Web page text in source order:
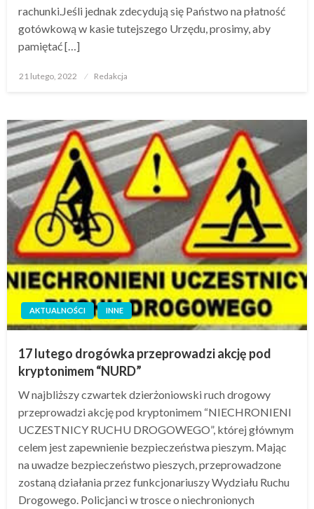
rachunki.Jeśli jednak zdecydują się Państwo na płatność
gotówkową w kasie tutejszego Urzędu, prosimy, aby
pamiętać […]
Opublikowane
21 lutego, 2022 Redakcja
AKTUALNOŚCI INNE
17 lutego drogówka przeprowadzi akcję pod
kryptonimem “NURD”
W najbliższy czwartek dzierżoniowski ruch drogowy
przeprowadzi akcję pod kryptonimem “NIECHRONIENI
UCZESTNICY RUCHU DROGOWEGO”, której głównym
celem jest zapewnienie bezpieczeństwa pieszym. Mając
na uwadze bezpieczeństwo pieszych, przeprowadzone
zostaną działania przez funkcjonariuszy Wydziału Ruchu
Drogowego. Policjanci w trosce o niechronionych